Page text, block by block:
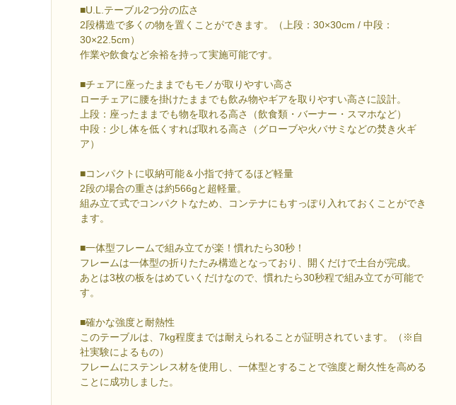
■U.L.テーブル2つ分の広さ
2段構造で多くの物を置くことができます。（上段：30×30cm / 中段：
30×22.5cm）
作業や飲食など余裕を持って実施可能です。
■チェアに座ったままでもモノが取りやすい高さ
ローチェアに腰を掛けたままでも飲み物やギアを取りやすい高さに設計。
上段：座ったままでも物を取れる高さ（飲食類・バーナー・スマホなど）
中段：少し体を低くすれば取れる高さ（グローブや火バサミなどの焚き火ギ
ア）
■コンパクトに収納可能＆小指で持てるほど軽量
2段の場合の重さは約566gと超軽量。
組み立て式でコンパクトなため、コンテナにもすっぽり入れておくことができ
ます。
■一体型フレームで組み立てが楽！慣れたら30秒！
フレームは一体型の折りたたみ構造となっており、開くだけで土台が完成。
あとは3枚の板をはめていくだけなので、慣れたら30秒程で組み立てが可能で
す。
■確かな強度と耐熱性
このテーブルは、7kg程度までは耐えられることが証明されています。（※自
社実験によるもの）
フレームにステンレス材を使用し、一体型とすることで強度と耐久性を高める
ことに成功しました。